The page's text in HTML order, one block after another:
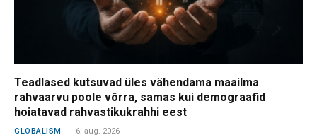
Teadlased kutsuvad üles vähendama maailma
rahvaarvu poole võrra, samas kui demograafid
hoiatavad rahvastikukrahhi eest
GLOBALISM 6. aug. 2026